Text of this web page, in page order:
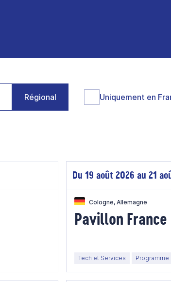
Régional Uniquement en
Du 19 août 2026 au 21
Cologne, Allemagne
Pavillon France
Tech et Services